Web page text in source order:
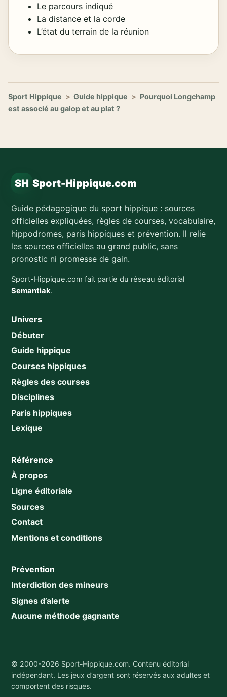
Le parcours indiqué
La distance et la corde
L’état du terrain de la réunion
Sport Hippique > Guide hippique > Pourquoi Longchamp
est associé au galop et au plat ?
SH Sport-Hippique.com
Guide pédagogique du sport hippique : sources
officielles expliquées, règles de courses, vocabulaire,
hippodromes, paris hippiques et prévention. Il relie
les sources officielles au grand public, sans
pronostic ni promesse de gain.
Sport-Hippique.com fait partie du réseau éditorial
Semantiak.
Univers
Débuter
Guide hippique
Courses hippiques
Règles des courses
Disciplines
Paris hippiques
Lexique
Référence
À propos
Ligne éditoriale
Sources
Contact
Mentions et conditions
Prévention
Interdiction des mineurs
Signes d’alerte
Aucune méthode gagnante
© 2000-2026 Sport-Hippique.com. Contenu éditorial
indépendant. Les jeux d’argent sont réservés aux adultes et
comportent des risques.